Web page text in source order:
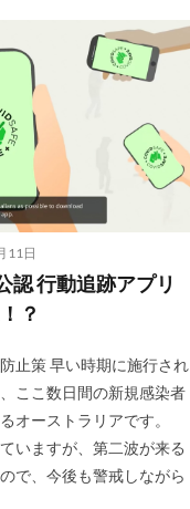
11日
認 行動追跡アプリ
？
止策 早い時期に施行され
ここ数日間の新規感染者
オーストラリアです。
いますが、第二波が来る
で、今後も警戒しながら